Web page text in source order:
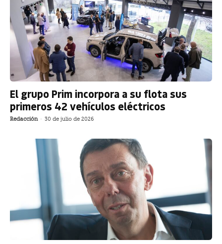
El grupo Prim incorpora a su flota sus
primeros 42 vehículos eléctricos
Redacción - 30 de julio de 2026